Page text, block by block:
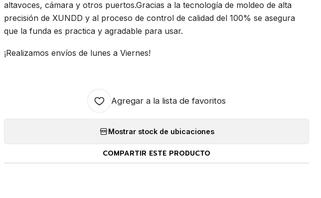
altavoces, cámara y otros puertos.Gracias a la tecnología de moldeo de alta
precisión de XUNDD y al proceso de control de calidad del 100% se asegura
que la funda es practica y agradable para usar.
¡Realizamos envíos de lunes a Viernes!
Agregar a la lista de favoritos
Mostrar stock de ubicaciones
COMPARTIR ESTE PRODUCTO